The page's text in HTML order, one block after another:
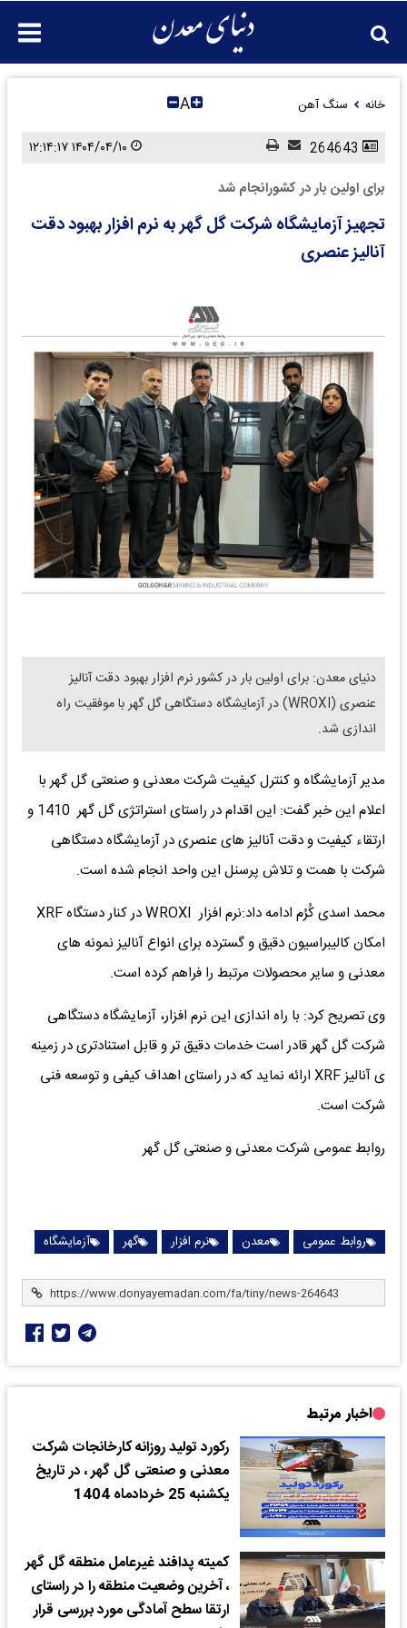
خانه سنگ آهن A
برای اولین بار در کشورانجام شد
تجهیز آزمایشگاه شرکت گل گهر به نرم افزار بهبود دقت
آنالیز عنصری
دنیای معدن: برای اولین بار در کشور نرم افزار بهبود دقت آنالیز
عنصری (WROXI) در آزمایشگاه دستگاهی گل گهر با موفقیت راه
اندازی شد.
مدیر آزمایشگاه و کنترل کیفیت شرکت معدنی و صنعتی گل گهر با
اعلام این خبر گفت: این اقدام در راستای استراتژی گل گهر 1410 و
ارتقاء کیفیت و دقت آنالیز های عنصری در آزمایشگاه دستگاهی
شرکت با همت و تلاش پرسنل این واحد انجام شده است.
محمد اسدی کُرُم ادامه داد:نرم افزار WROXI در کنار دستگاه XRF
امکان کالیبراسیون دقیق و گسترده برای انواع آنالیز نمونه های
معدنی و سایر محصولات مرتبط را فراهم کرده است.
وی تصریح کرد: با راه اندازی این نرم افزار، آزمایشگاه دستگاهی
شرکت گل گهر قادر است خدمات دقیق تر و قابل استنادتری در زمینه
ی آنالیز XRF ارائه نماید که در راستای اهداف کیفی و توسعه فنی
شرکت است.
روابط عمومی شرکت معدنی و صنعتی گل گهر
روابط عمومی معدن نرم افزار گهر آزمایشگاه
اخبار مرتبط
رکورد تولید روزانه کارخانجات شرکت
معدنی و صنعتی گل گهر ، در تاریخ
یکشنبه 25 خردادماه 1404
کمیته پدافند غیرعامل منطقه گل گهر
، آخرین وضعیت منطقه را در راستای
ارتقا سطح آمادگی مورد بررسی قرار